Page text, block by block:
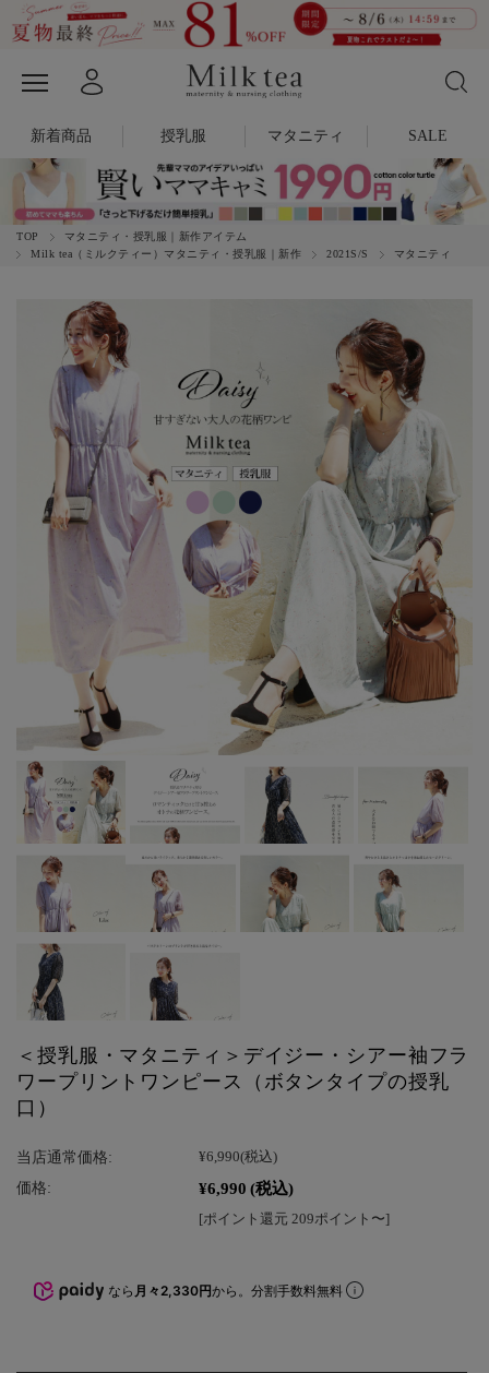
新着商品 授乳服 マタニティ SALE
TOP
マタニティ・授乳服｜新作アイテム
Milk tea（ミルクティー）マタニティ・授乳服｜新作
2021S/S マタニティ
＜授乳服・マタニティ＞デイジー・シアー袖フラ
ワープリントワンピース（ボタンタイプの授乳
口）
当店通常価格: ¥6,990(税込)
価格: ¥6,990 (税込)
[ポイント還元 209ポイント〜]
なら 月々2,330円から。分割手数料無料